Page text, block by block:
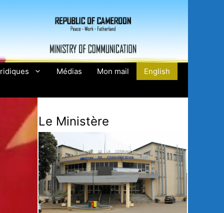
Médias Mon mail English
Le Ministère